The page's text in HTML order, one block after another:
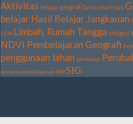
Aktivitas belajar geografi Danau Maninjau
belajar Hasil Belajar Jangkauan
LCM Limbah, Rumah Tangga Mitigasi
NDVI Pembelajaran Geografi
penggunaan lahan penilaian
proses pembelajaran RPPSIG